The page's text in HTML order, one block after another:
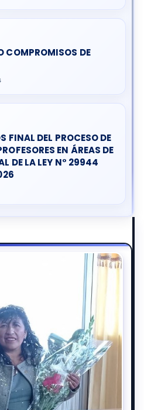
COMPROMISOS DE
FINAL DEL PROCESO DE
EN ÁREAS DE
DE LA LEY N° 29944